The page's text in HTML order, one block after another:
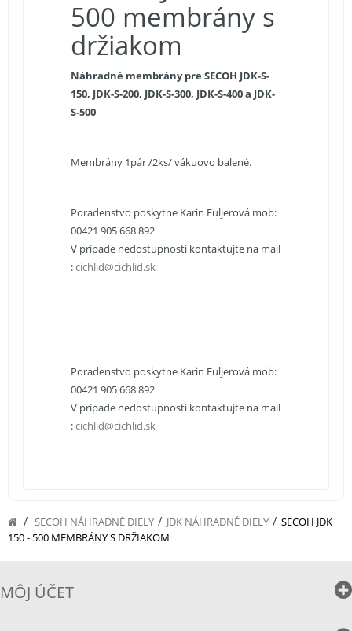
500 membrány s
držiakom
Náhradné membrány pre SECOH JDK-S-
150, JDK-S-200, JDK-S-300, JDK-S-400 a JDK-
S-500
Membrány 1pár /2ks/ vákuovo balené.
Poradenstvo poskytne Karin Fuljerová mob:
00421 905 668 892
V prípade nedostupnosti kontaktujte na mail
:cichlid@cichlid.sk
Poradenstvo poskytne Karin Fuljerová mob:
00421 905 668 892
V prípade nedostupnosti kontaktujte na mail
:cichlid@cichlid.sk
/ SECOH NÁHRADNÉ DIELY / JDK NÁHRADNÉ DIELY / SECOH JDK
150 - 500 MEMBRÁNY S DRŽIAKOM
MÔJ ÚČET